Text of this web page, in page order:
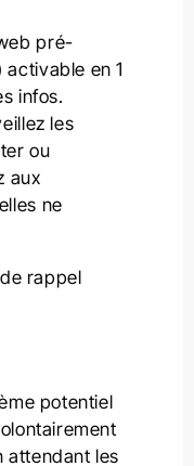
pré-
activable en 1
infos.
les
ou
aux
ne
rappel
potentiel
attendant les